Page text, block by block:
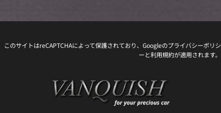
このサイトはreCAPTCHAによって保護されており、Googleのプライバシーポリシ
ーと利用規約が適用されます。